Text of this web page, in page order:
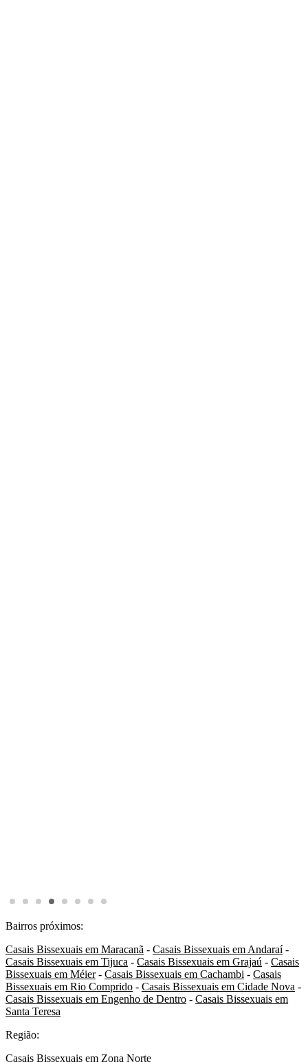
Bairros próximos:
Casais Bissexuais em Maracanã - Casais Bissexuais em Andaraí-
Casais Bissexuais em Tijuca - Casais Bissexuais em Grajaú - Casais
Bissexuais em Méier- Casais Bissexuais em Cachambi - Casais
Bissexuais em Rio Comprido - Casais Bissexuais em Cidade Nova -
Casais Bissexuais em Engenho de Dentro - Casais Bissexuais em
Santa Teresa
Região:
Casais Bissexuais em Zona Norte